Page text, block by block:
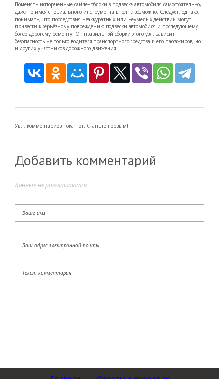
Поменять испорченные сайлентблоки в подвеске автомобиля самостоятельно,
даже не имея специального инструмента вполне возможно. Следует, однако,
понимать, что последствия неаккуратных или неумелых действий могут
привести к серьёзному повреждению подвески автомобиля и последующему
более дорогому ремонту. От правильной сборки этого узла зависит
безопасность не только водителя транспортного средства и его пассажиров, но
и других участников дорожного движения.
Увы, комментариев пока нет. Станьте первым!
Добавить комментарий
Данные не разглашаются